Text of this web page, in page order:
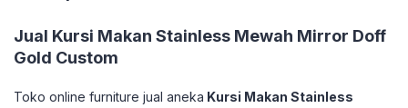
Jual Kursi Makan Stainless Mewah Mirror Doff
Gold Custom
Toko online furniture jual aneka Kursi Makan Stainless